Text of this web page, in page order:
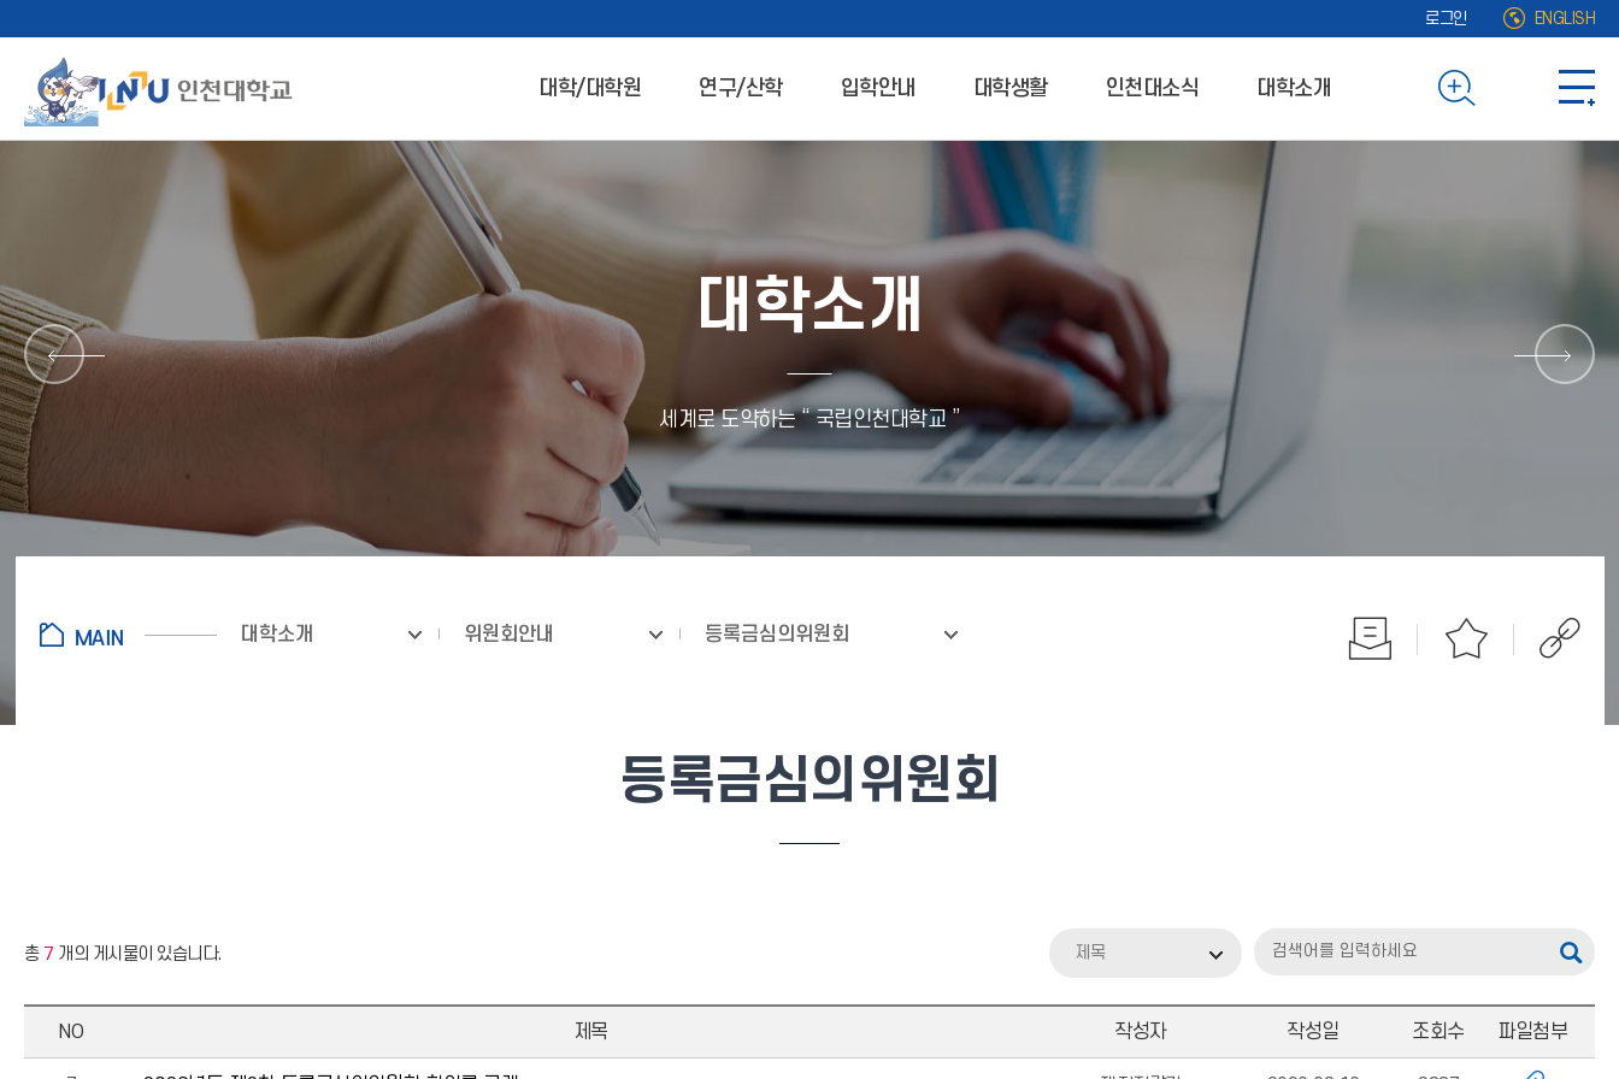
로그인 ENGLISH
대학/대학원 연구/산학 입학안내 대학생활 인천대소식 대학소개
대학소개
세계로 도약하는 “ 국립인천대학교 ”
대학소개 위원회안내 등록금심의위원회
등록금심의위원회
총 7 개의 게시물이 있습니다. 제목
NO 제목 작성자 작성일 조회수 파일첨부